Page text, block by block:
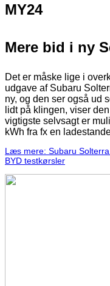
MY24
Mere bid i ny
Det er måske lige i
udgave af Subaru
ny, og den ser også ud
lidt på klingen, viser
vigtigste selvsagt er
kWh fra fx en
Læs mere: Subaru
BYD testkørsler